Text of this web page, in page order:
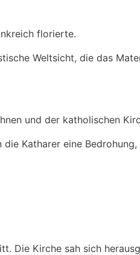
florierte.
Weltsicht, die das
und der katholischen
Katharer eine
Die Kirche sah sich